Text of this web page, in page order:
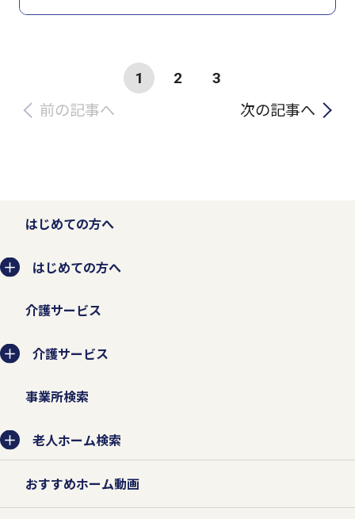
前の記事へ 次の記事へ
1 2 3
はじめての方へ
はじめての方へ
介護サービス
介護サービス
事業所検索
老人ホーム検索
おすすめホーム動画